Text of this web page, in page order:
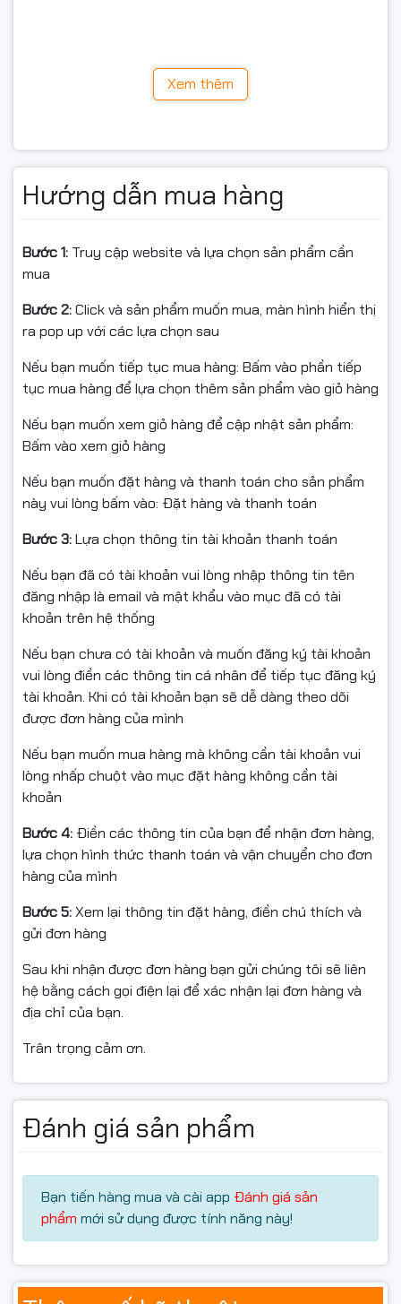
Kiến trúc Intel Raptor Lake
Refresh mạnh mẽ vượt trội
CPU Intel Core i9 14900K Tray sử dụng kiến trúc Intel
Raptor Lake Refresh tiên tiến, kết hợp giữa
suất xử lý đa nhiệm. Tổng cộng 24 nhân và 32 luồng
giúp CPU xử lý cực nhanh các tác vụ nặng như dựng
video 4K/8K, livestream, render 3D, AI, lập trình hay
gaming AAA cấu hình cao.
Nhờ công nghệ Intel Hybrid Architecture, bộ vi xử lý có
khả năng phân phối tác vụ thông minh, đảm bảo hiệu
năng cao nhưng vẫn tối ưu điện năng và độ ổn định
Xung nhịp Turbo lên tới
5.8GHz – Hiệu suất gaming
hàng đầu
Điểm nổi bật nhất của Intel Core i9 14900K chính là khả
năng Turbo Boost tối đa lên đến 5.8GHz, mang lại tốc
độ xử lý cực nhanh trong các tác vụ đơn nhân và
CPU giúp giảm độ trễ, tăng tốc phản hồi hệ thống và
mang lại trải nghiệm mượt mà khi chơi game, xử lý đồ
họa hoặc chạy đa nhiệm cường độ cao. Đây là lựa
dụng VGA RTX 4070 Super, RTX 4080 Super hay RTX
4090.
24 Cores – 32 Threads xử
lý đa nhiệm cực khủng
24 nhân CPU
Cache 36MB
TDP cơ bản 125W
Cấu hình này giúp CPU hoạt động mạnh mẽ trong mọi
môi trường làm việc chuyên nghiệp, từ render video,
tảng và xử lý dữ liệu lớn.
Khả năng đa nhiệm vượt trội giúp người dùng mở nhiều
ứng dụng cùng lúc mà hệ thống vẫn duy trì độ ổn định
Hỗ trợ RAM DDR5 & PCIe
Gen 5 hiện đại
CPU Intel Core i9 14900K Tray hỗ trợ:
Xem thêm
Hướng dẫn mua hàng
Bước 1: Truy cập website và lựa chọn sản phẩm cần
mua
Bước 2:Click và sản phẩm muốn mua, màn hình hiển thị
ra pop up với các lựa chọn sau
Nếu bạn muốn tiếp tục mua hàng: Bấm vào phần tiếp
tục mua hàng để lựa chọn thêm sản phẩm vào giỏ hàng
Nếu bạn muốn xem giỏ hàng để cập nhật sản phẩm:
Bấm vào xem giỏ hàng
Nếu bạn muốn đặt hàng và thanh toán cho sản phẩm
này vui lòng bấm vào: Đặt hàng và thanh toán
Bước 3:Lựa chọn thông tin tài khoản thanh toán
Nếu bạn đã có tài khoản vui lòng nhập thông tin tên
đăng nhập là email và mật khẩu vào mục đã có tài
khoản trên hệ thống
Nếu bạn chưa có tài khoản và muốn đăng ký tài khoản
vui lòng điền các thông tin cá nhân để tiếp tục đăng ký
tài khoản. Khi có tài khoản bạn sẽ dễ dàng theo dõi
được đơn hàng của mình
Nếu bạn muốn mua hàng mà không cần tài khoản vui
lòng nhấp chuột vào mục đặt hàng không cần tài
khoản
Bước 4: Điền các thông tin của bạn để nhận đơn hàng,
lựa chọn hình thức thanh toán và vận chuyển cho đơn
hàng của mình
Bước 5:Xem lại thông tin đặt hàng, điền chú thích và
gửi đơn hàng
Sau khi nhận được đơn hàng bạn gửi chúng tôi sẽ liên
hệ bằng cách gọi điện lại để xác nhận lại đơn hàng và
địa chỉ của bạn.
Trân trọng cảm ơn.
Đánh giá sản phẩm
Bạn tiến hàng mua và cài app Đánh giá sản
phẩm mới sử dụng được tính năng này!